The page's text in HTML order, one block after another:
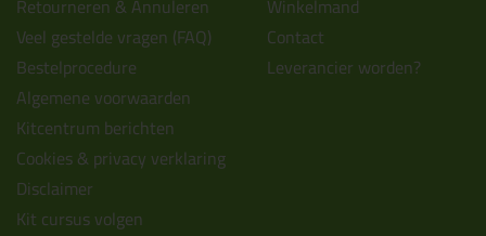
Retourneren & Annuleren
Veel gestelde vragen (FAQ)
Bestelprocedure
Algemene voorwaarden
Kitcentrum berichten
Cookies & privacy verklaring
Disclaimer
Kit cursus volgen
Winkelmand
Contact
Leverancier worden?